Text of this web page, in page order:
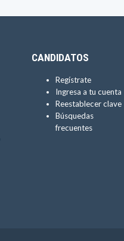
CANDIDATOS
Regístrate
Ingresa a tu cuenta
Reestablecer clave
Búsquedas
frecuentes